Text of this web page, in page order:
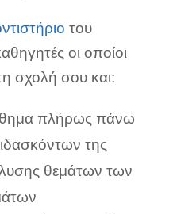
του
οι οποίοι
σχολή σου και:
πλήρως πάνω
της
θεμάτων των